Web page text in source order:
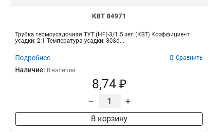
КВТ 84971
Трубка термоусадочная ТУТ (HF)-3/1.5 зел (КВТ) Коэффициент
усадки: 2:1 Температура усадки: 80&d...
Подробнее Сравнить
Наличие: В наличии
8,74 ₽
– +
В корзину